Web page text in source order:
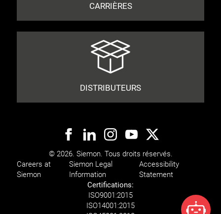
CARRIÈRES
DISTRIBUTEURS
© 2026. Siemon. Tous droits réservés.
Careers at
Siemon
Siemon Legal
Information
Accessibility
Statement
Certifications:
ISO9001:2015
ISO14001:2015